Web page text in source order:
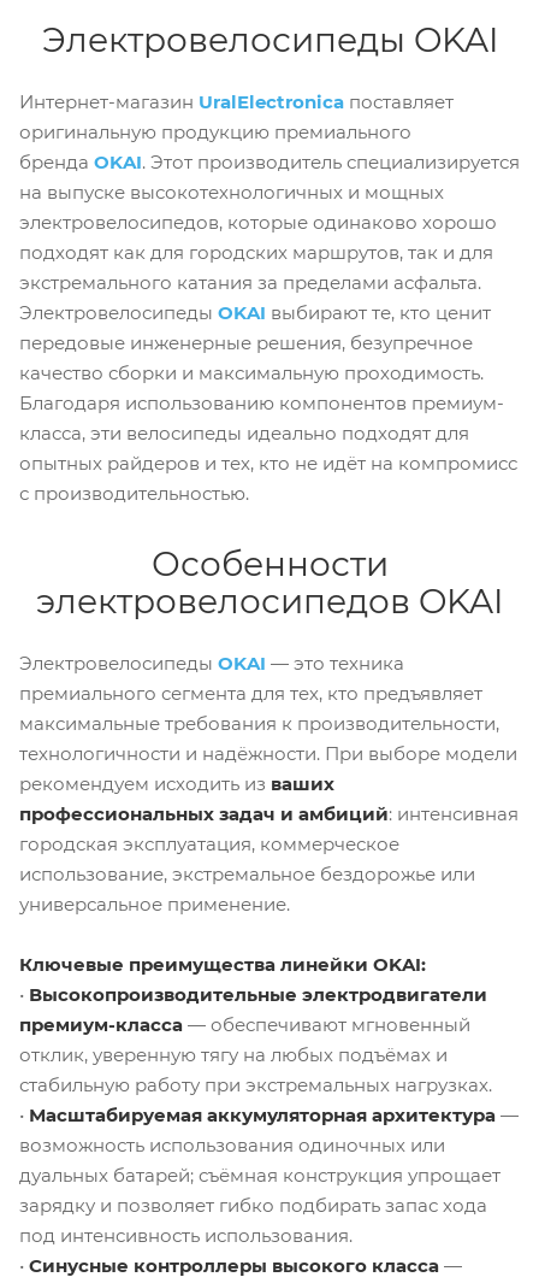
Электровелосипеды OKAI
Интернет-магазин UralElectronica поставляет
оригинальную продукцию премиального
бренда OKAI. Этот производитель специализируется
на выпуске высокотехнологичных и мощных
электровелосипедов, которые одинаково хорошо
подходят как для городских маршрутов, так и для
экстремального катания за пределами асфальта.
Электровелосипеды OKAI выбирают те, кто ценит
передовые инженерные решения, безупречное
качество сборки и максимальную проходимость.
Благодаря использованию компонентов премиум-
класса, эти велосипеды идеально подходят для
опытных райдеров и тех, кто не идёт на компромисс
с производительностью.
Особенности
электровелосипедов OKAI
Электровелосипеды OKAI — это техника
премиального сегмента для тех, кто предъявляет
максимальные требования к производительности,
технологичности и надёжности. При выборе модели
рекомендуем исходить из ваших
профессиональных задач и амбиций: интенсивная
городская эксплуатация, коммерческое
использование, экстремальное бездорожье или
универсальное применение.
Ключевые преимущества линейки OKAI:
• Высокопроизводительные электродвигатели
премиум-класса — обеспечивают мгновенный
отклик, уверенную тягу на любых подъёмах и
стабильную работу при экстремальных нагрузках.
• Масштабируемая аккумуляторная архитектура —
возможность использования одиночных или
дуальных батарей; съёмная конструкция упрощает
зарядку и позволяет гибко подбирать запас хода
под интенсивность использования.
• Синусные контроллеры высокого класса —